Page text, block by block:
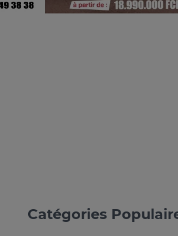
Catégories